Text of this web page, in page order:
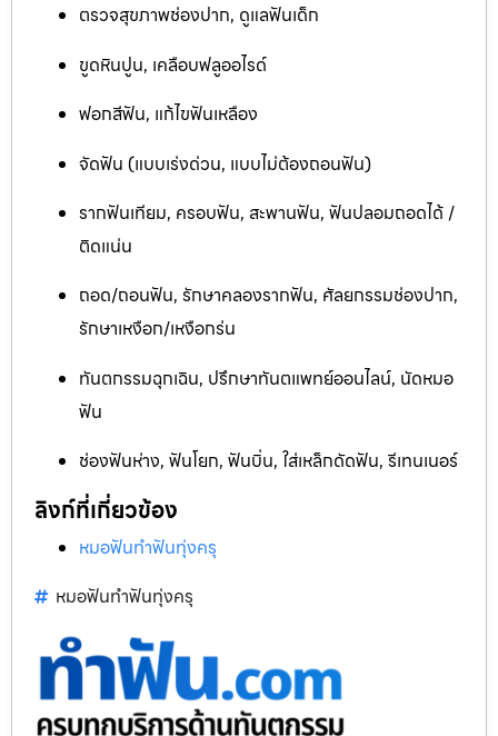
ตรวจสุขภาพช่องปาก, ดูแลฟันเด็ก
ขูดหินปูน, เคลือบฟลูออไรด์
ฟอกสีฟัน, แก้ไขฟันเหลือง
จัดฟัน (แบบเร่งด่วน, แบบไม่ต้องถอนฟัน)
รากฟันเทียม, ครอบฟัน, สะพานฟัน, ฟันปลอมถอดได้ /
ติดแน่น
ถอด/ถอนฟัน, รักษาคลองรากฟัน, ศัลยกรรมช่องปาก,
รักษาเหงือก/เหงือกร่น
ทันตกรรมฉุกเฉิน, ปรึกษาทันตแพทย์ออนไลน์, นัดหมอ
ฟัน
ช่องฟันห่าง, ฟันโยก, ฟันบิ่น, ใส่เหล็กดัดฟัน, รีเทนเนอร์
ลิงก์ที่เกี่ยวข้อง
หมอฟันทำฟันทุ่งครุ
หมอฟันทำฟันทุ่งครุ